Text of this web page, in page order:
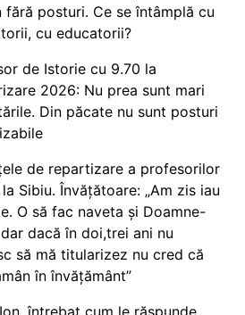
fără posturi. Ce se întâmplă cu
cu educatorii?
de Istorie cu 9.70 la
2026: Nu prea sunt mari
Din păcate nu sunt posturi
de repartizare a profesorilor
Sibiu. Învățătoare: „Am zis iau
O să fac naveta și Doamne-
dacă în doi,trei ani nu
să mă titularizez nu cred că
în învățământ”
întrebat cum le răspunde